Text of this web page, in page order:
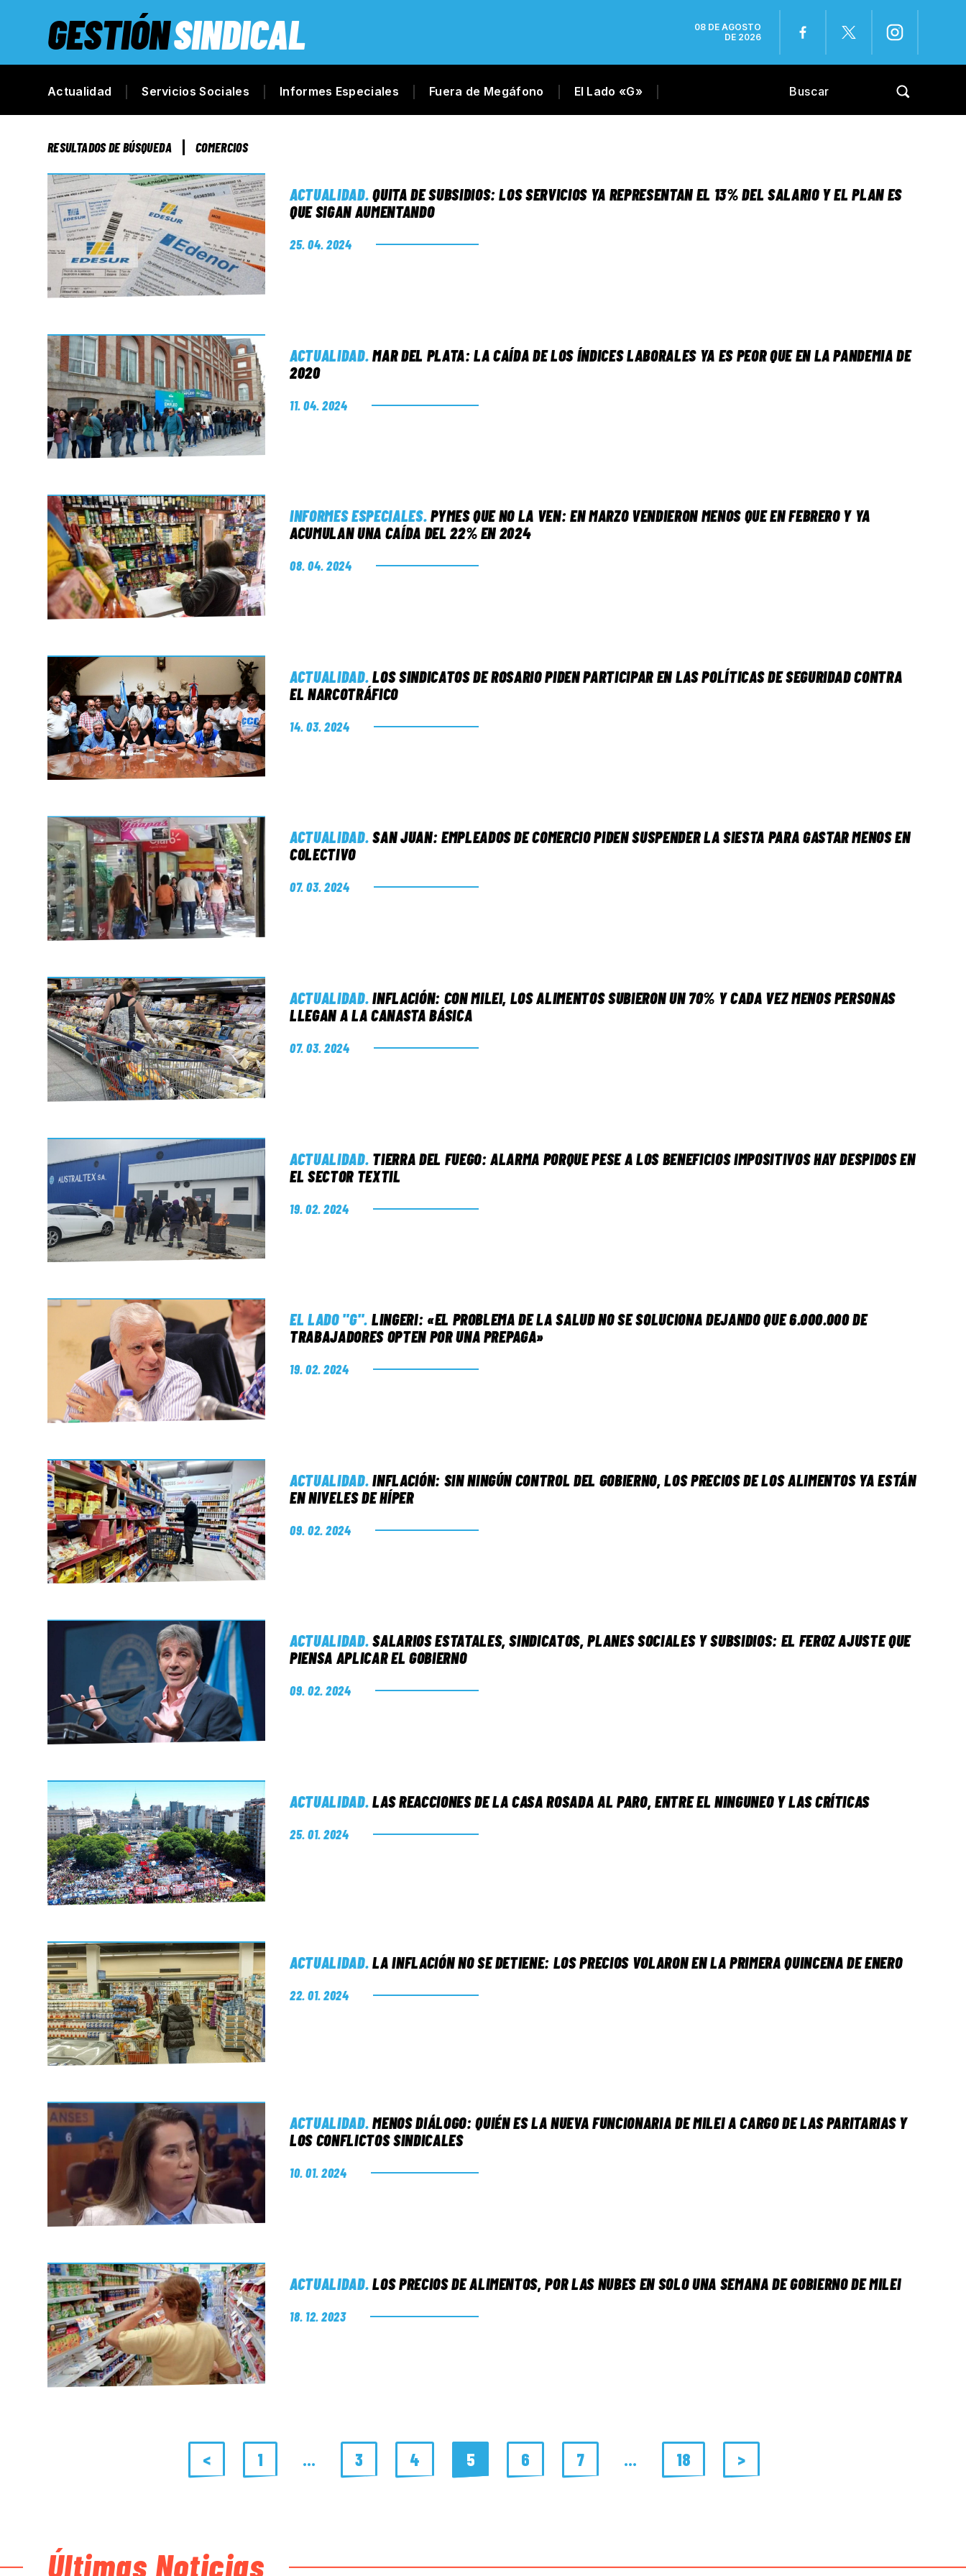
GESTIÓNSINDICAL
08 DE AGOSTO
DE 2026
Actualidad Servicios Sociales Informes Especiales Fuera de Megáfono El Lado «G»
RESULTADOS DE BÚSQUEDA COMERCIOS
ACTUALIDAD. QUITA DE SUBSIDIOS: LOS SERVICIOS YA REPRESENTAN EL 13% DEL SALARIO Y EL PLAN ES
QUE SIGAN AUMENTANDO
25. 04. 2024
ACTUALIDAD. MAR DEL PLATA: LA CAÍDA DE LOS ÍNDICES LABORALES YA ES PEOR QUE EN LA PANDEMIA DE
2020
11. 04. 2024
INFORMES ESPECIALES. PYMES QUE NO LA VEN: EN MARZO VENDIERON MENOS QUE EN FEBRERO Y YA
ACUMULAN UNA CAÍDA DEL 22% EN 2024
08. 04. 2024
ACTUALIDAD. LOS SINDICATOS DE ROSARIO PIDEN PARTICIPAR EN LAS POLÍTICAS DE SEGURIDAD CONTRA
EL NARCOTRÁFICO
14. 03. 2024
ACTUALIDAD. SAN JUAN: EMPLEADOS DE COMERCIO PIDEN SUSPENDER LA SIESTA PARA GASTAR MENOS EN
COLECTIVO
07. 03. 2024
ACTUALIDAD. INFLACIÓN: CON MILEI, LOS ALIMENTOS SUBIERON UN 70% Y CADA VEZ MENOS PERSONAS
LLEGAN A LA CANASTA BÁSICA
07. 03. 2024
ACTUALIDAD. TIERRA DEL FUEGO: ALARMA PORQUE PESE A LOS BENEFICIOS IMPOSITIVOS HAY DESPIDOS EN
EL SECTOR TEXTIL
19. 02. 2024
EL LADO "G". LINGERI: «EL PROBLEMA DE LA SALUD NO SE SOLUCIONA DEJANDO QUE 6.000.000 DE
TRABAJADORES OPTEN POR UNA PREPAGA»
19. 02. 2024
ACTUALIDAD. INFLACIÓN: SIN NINGÚN CONTROL DEL GOBIERNO, LOS PRECIOS DE LOS ALIMENTOS YA ESTÁN
EN NIVELES DE HÍPER
09. 02. 2024
ACTUALIDAD. SALARIOS ESTATALES, SINDICATOS, PLANES SOCIALES Y SUBSIDIOS: EL FEROZ AJUSTE QUE
PIENSA APLICAR EL GOBIERNO
09. 02. 2024
ACTUALIDAD. LAS REACCIONES DE LA CASA ROSADA AL PARO, ENTRE EL NINGUNEO Y LAS CRÍTICAS
25. 01. 2024
ACTUALIDAD. LA INFLACIÓN NO SE DETIENE: LOS PRECIOS VOLARON EN LA PRIMERA QUINCENA DE ENERO
22. 01. 2024
ACTUALIDAD. MENOS DIÁLOGO: QUIÉN ES LA NUEVA FUNCIONARIA DE MILEI A CARGO DE LAS PARITARIAS Y
LOS CONFLICTOS SINDICALES
10. 01. 2024
ACTUALIDAD. LOS PRECIOS DE ALIMENTOS, POR LAS NUBES EN SOLO UNA SEMANA DE GOBIERNO DE MILEI
18. 12. 2023
< 1 … 3 4 5 6 7 … 18 >
Últimas Noticias